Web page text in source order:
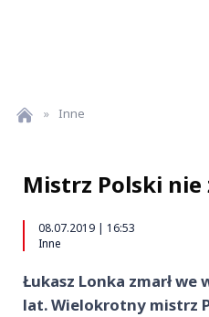
» Inne
Mistrz Polski nie
08.07.2019 | 16:53
Inne
Łukasz Lonka zmarł we
lat. Wielokrotny mistrz